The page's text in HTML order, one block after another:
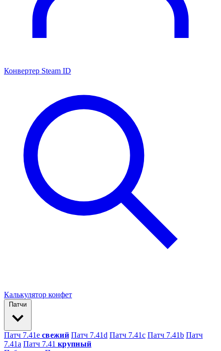
Конвертер Steam ID
Калькулятор конфет
Патчи
Патч 7.41e свежий Патч 7.41d Патч 7.41c Патч 7.41b Патч
7.41а Патч 7.41 крупный